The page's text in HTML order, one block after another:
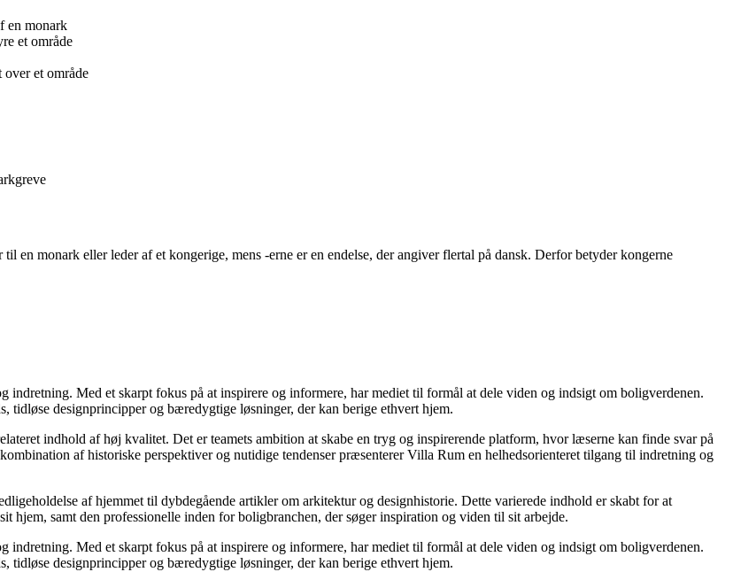
en monark
et område
over et område
en monark eller leder af et kongerige, mens -erne er en endelse, der angiver flertal på dansk. Derfor betyder kongerne
Med et skarpt fokus på at inspirere og informere, har mediet til formål at dele viden og indsigt om boligverdenen.
tidløse designprincipper og bæredygtige løsninger, der kan berige ethvert hjem.
indhold af høj kvalitet. Det er teamets ambition at skabe en tryg og inspirerende platform, hvor læserne kan finde svar på
af historiske perspektiver og nutidige tendenser præsenterer Villa Rum en helhedsorienteret tilgang til indretning og
af hjemmet til dybdegående artikler om arkitektur og designhistorie. Dette varierede indhold er skabt for at
hjem, samt den professionelle inden for boligbranchen, der søger inspiration og viden til sit arbejde.
Med et skarpt fokus på at inspirere og informere, har mediet til formål at dele viden og indsigt om boligverdenen.
tidløse designprincipper og bæredygtige løsninger, der kan berige ethvert hjem.